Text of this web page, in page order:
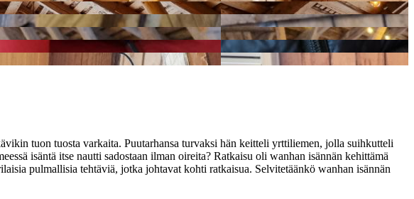
tuon tuosta varkaita. Puutarhansa turvaksi hän keitteli yrttiliemen, jolla suihkutteli
isäntä itse nautti sadostaan ilman oireita? Ratkaisu oli wanhan isännän kehittämä
pulmallisia tehtäviä, jotka johtavat kohti ratkaisua. Selvitetäänkö wanhan isännän